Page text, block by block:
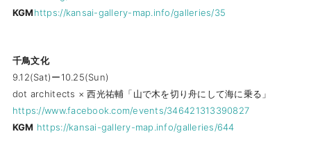
KGMhttps://kansai-gallery-map.info/galleries/35
千鳥文化
9.12(Sat)ー10.25(Sun)
dot architects × 西光祐輔「山で木を切り舟にして海に乗る」
https://www.facebook.com/events/346421313390827
KGM https://kansai-gallery-map.info/galleries/644